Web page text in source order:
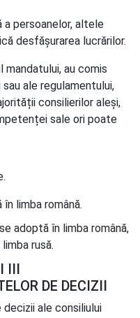
a persoanelor, altele
desfășurarea lucrărilor.
mandatului, au comis
ale regulamentului,
consilierilor aleși,
sale ori poate
limba română.
adoptă în limba română,
rusă.
III
DE DECIZII
ale consiliului